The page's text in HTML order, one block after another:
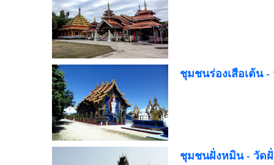
ชุมชนร่องเสือเต้น -
ชุมชนฝั่งหมิน - วัด